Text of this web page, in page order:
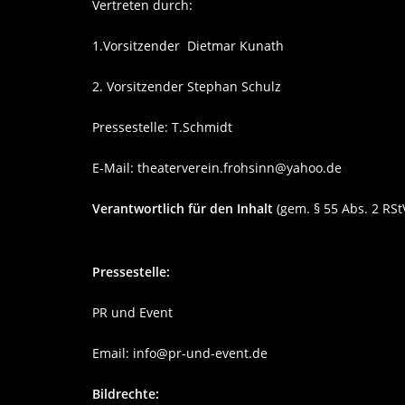
Vertreten durch:
1.Vorsitzender Dietmar Kunath
2. Vorsitzender Stephan Schulz
Pressestelle: T.Schmidt
E-Mail: theaterverein.frohsinn@yahoo.de
Verantwortlich für den Inhalt (gem. § 55 Abs. 2
Pressestelle:
PR und Event
Email: info@pr-und-event.de
Bildrechte: